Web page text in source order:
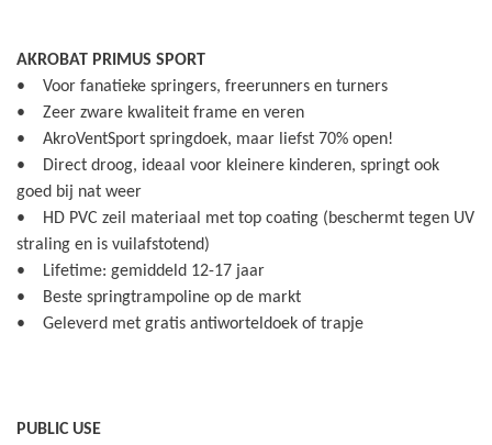
AKROBAT PRIMUS SPORT
• Voor fanatieke springers, freerunners en turners
• Zeer zware kwaliteit frame en veren
• AkroVentSport springdoek, maar liefst 70% open!
• Direct droog, ideaal voor kleinere kinderen, springt ook
goed bij nat weer
• HD PVC zeil materiaal met top coating (beschermt tegen UV
straling en is vuilafstotend)
• Lifetime: gemiddeld 12-17 jaar
• Beste springtrampoline op de markt
• Geleverd met gratis antiworteldoek of trapje
PUBLIC USE